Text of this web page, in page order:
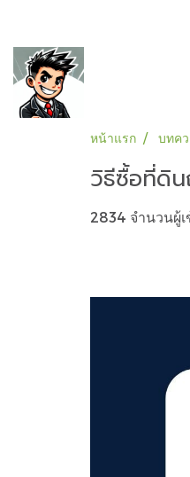
หน้าแรก บทค
วิธีซื้อที่ดิน
2834 จำนวนผู้